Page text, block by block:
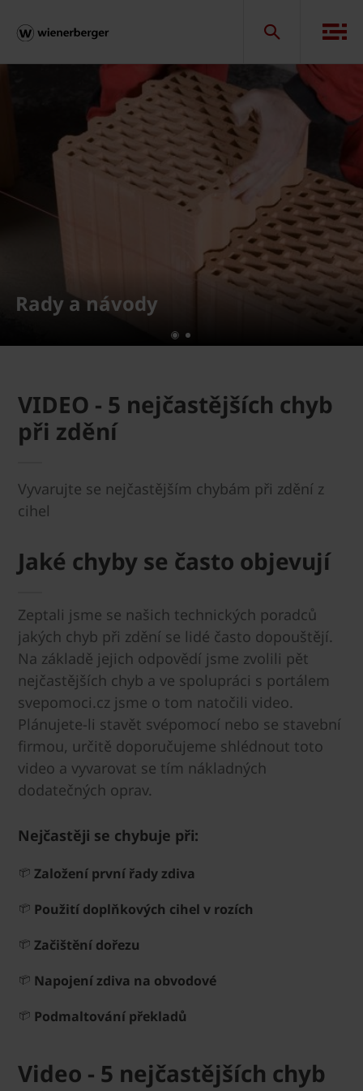
Rady a návody
VIDEO - 5 nejčastějších chyb
při zdění
Vyvarujte se nejčastějším chybám při zdění z
cihel
Jaké chyby se často objevují
Zeptali jsme se našich technických poradců
jakých chyb při zdění se lidé často dopouštějí.
Na základě jejich odpovědí jsme zvolili pět
nejčastějších chyb a ve spolupráci s portálem
svepomoci.cz jsme o tom natočili video.
Plánujete-li stavět svépomocí nebo se stavební
firmou, určitě doporučujeme shlédnout toto
video a vyvarovat se tím nákladných
dodatečných oprav.
Nejčastěji se chybuje při:
Založení první řady zdiva
Použití doplňkových cihel v rozích
Začištění dořezu
Napojení zdiva na obvodové
Podmaltování překladů
Video - 5 nejčastějších chyb